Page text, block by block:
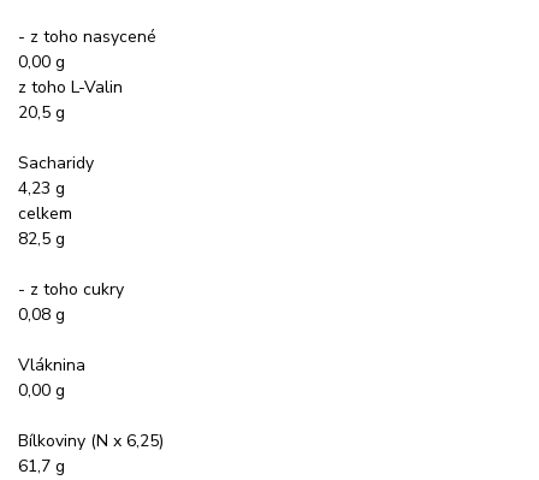
- z toho nasycené
0,00 g
z toho L-Valin
20,5 g
Sacharidy
4,23 g
celkem
82,5 g
- z toho cukry
0,08 g
Vláknina
0,00 g
Bílkoviny (N x 6,25)
61,7 g